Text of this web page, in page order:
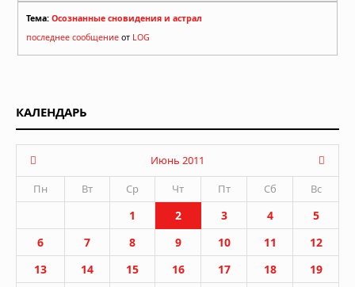
Тема: Осознанные сновидения и астрал
последнее сообщение от LOG
КАЛЕНДАРЬ
Июнь 2011
Пн
Вт Ср Чт Пт Сб Вс
1 2 3 4
5
6
7 8 9 10 11
12
13
14 15 16 17 18
19